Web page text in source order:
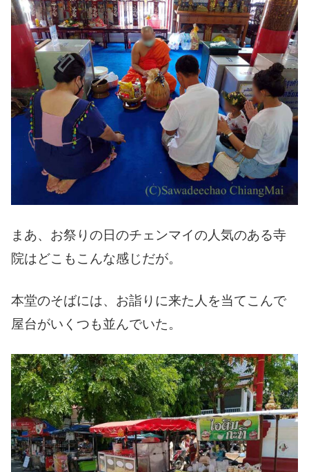
まあ、お祭りの日のチェンマイの人気のある寺
院はどこもこんな感じだが。
本堂のそばには、お詣りに来た人を当てこんで
屋台がいくつも並んでいた。